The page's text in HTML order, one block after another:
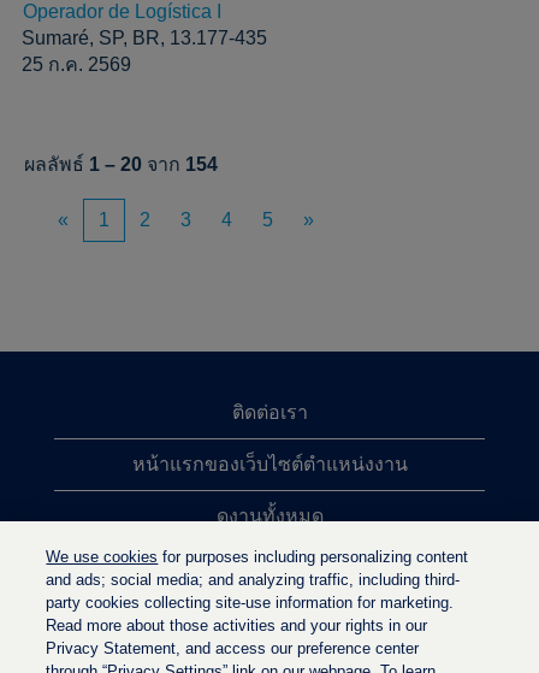
Operador de Logística I
Sumaré, SP, BR, 13.177-435
25 ก.ค. 2569
ผลลัพธ์ 1 – 20 จาก 154
« 1 2 3 4 5 »
ติดต่อเรา
หน้าแรกของเว็บไซต์ตำแหน่งงาน
ดูงานทั้งหมด
การค้นหาตำแหน่งงานยอดนิยม
นโยบายความเป็นส่วนตัว
We use cookies for purposes including personalizing content
and ads; social media; and analyzing traffic, including third-
party cookies collecting site-use information for marketing.
Read more about those activities and your rights in our
Privacy Statement, and access our preference center